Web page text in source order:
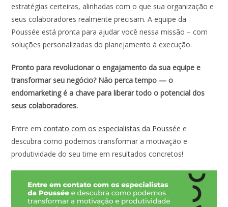
estratégias certeiras, alinhadas com o que sua organização e
seus colaboradores realmente precisam. A equipe da
Poussée está pronta para ajudar você nessa missão – com
soluções personalizadas do planejamento à execução.
Pronto para revolucionar o engajamento da sua equipe e
transformar seu negócio? Não perca tempo — o
endomarketing é a chave para liberar todo o potencial dos
seus colaboradores.
Entre emcontato com os especialistas da Poussée e
descubra como podemos transformar a motivação e
produtividade do seu time em resultados concretos!